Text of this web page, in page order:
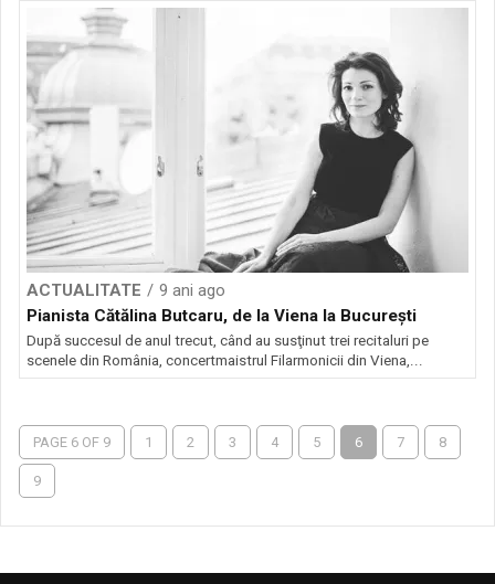
ACTUALITATE
9 ani ago
Pianista Cătălina Butcaru, de la Viena la Bucureşti
După succesul de anul trecut, când au susţinut trei recitaluri pe
scenele din România, concertmaistrul Filarmonicii din Viena,...
PAGE 6 OF 9 1 2 3 4 5 6 7 8
9